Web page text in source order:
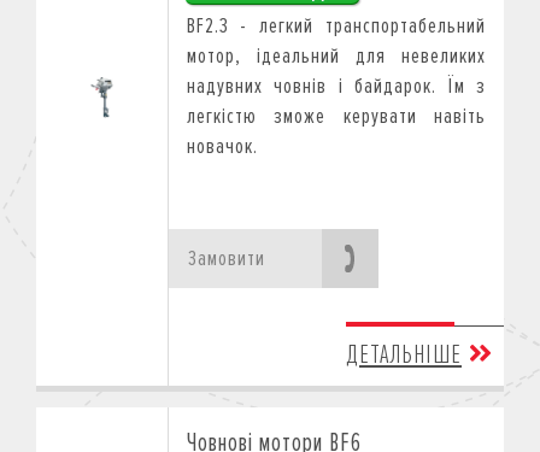
BF2.3 - легкий транспортабельний
мотор, ідеальний для невеликих
надувних човнів і байдарок. Їм з
легкістю зможе керувати навіть
новачок.
Замовити
ДЕТАЛЬНІШЕ
Човнові мотори BF6